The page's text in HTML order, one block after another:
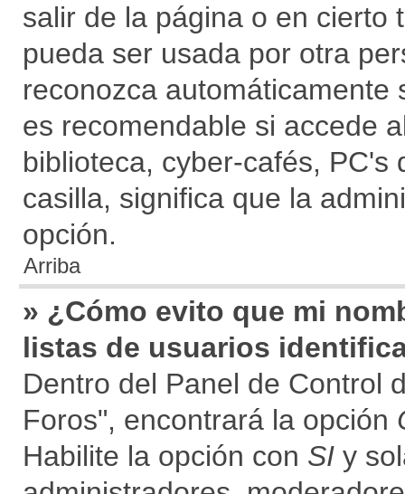
salir de la página o en cierto
pueda ser usada por otra
reconozca automáticamente
es recomendable si accede
biblioteca, cyber-cafés, PC's
casilla, significa que la
opción.
Arriba
» ¿Cómo evito que mi
listas de usuarios
Dentro del Panel de Control
Foros", encontrará la opción
Habilite la opción con SI y